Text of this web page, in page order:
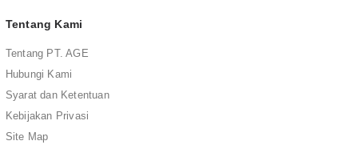
Tentang Kami
Tentang PT. AGE
Hubungi Kami
Syarat dan Ketentuan
Kebijakan Privasi
Site Map